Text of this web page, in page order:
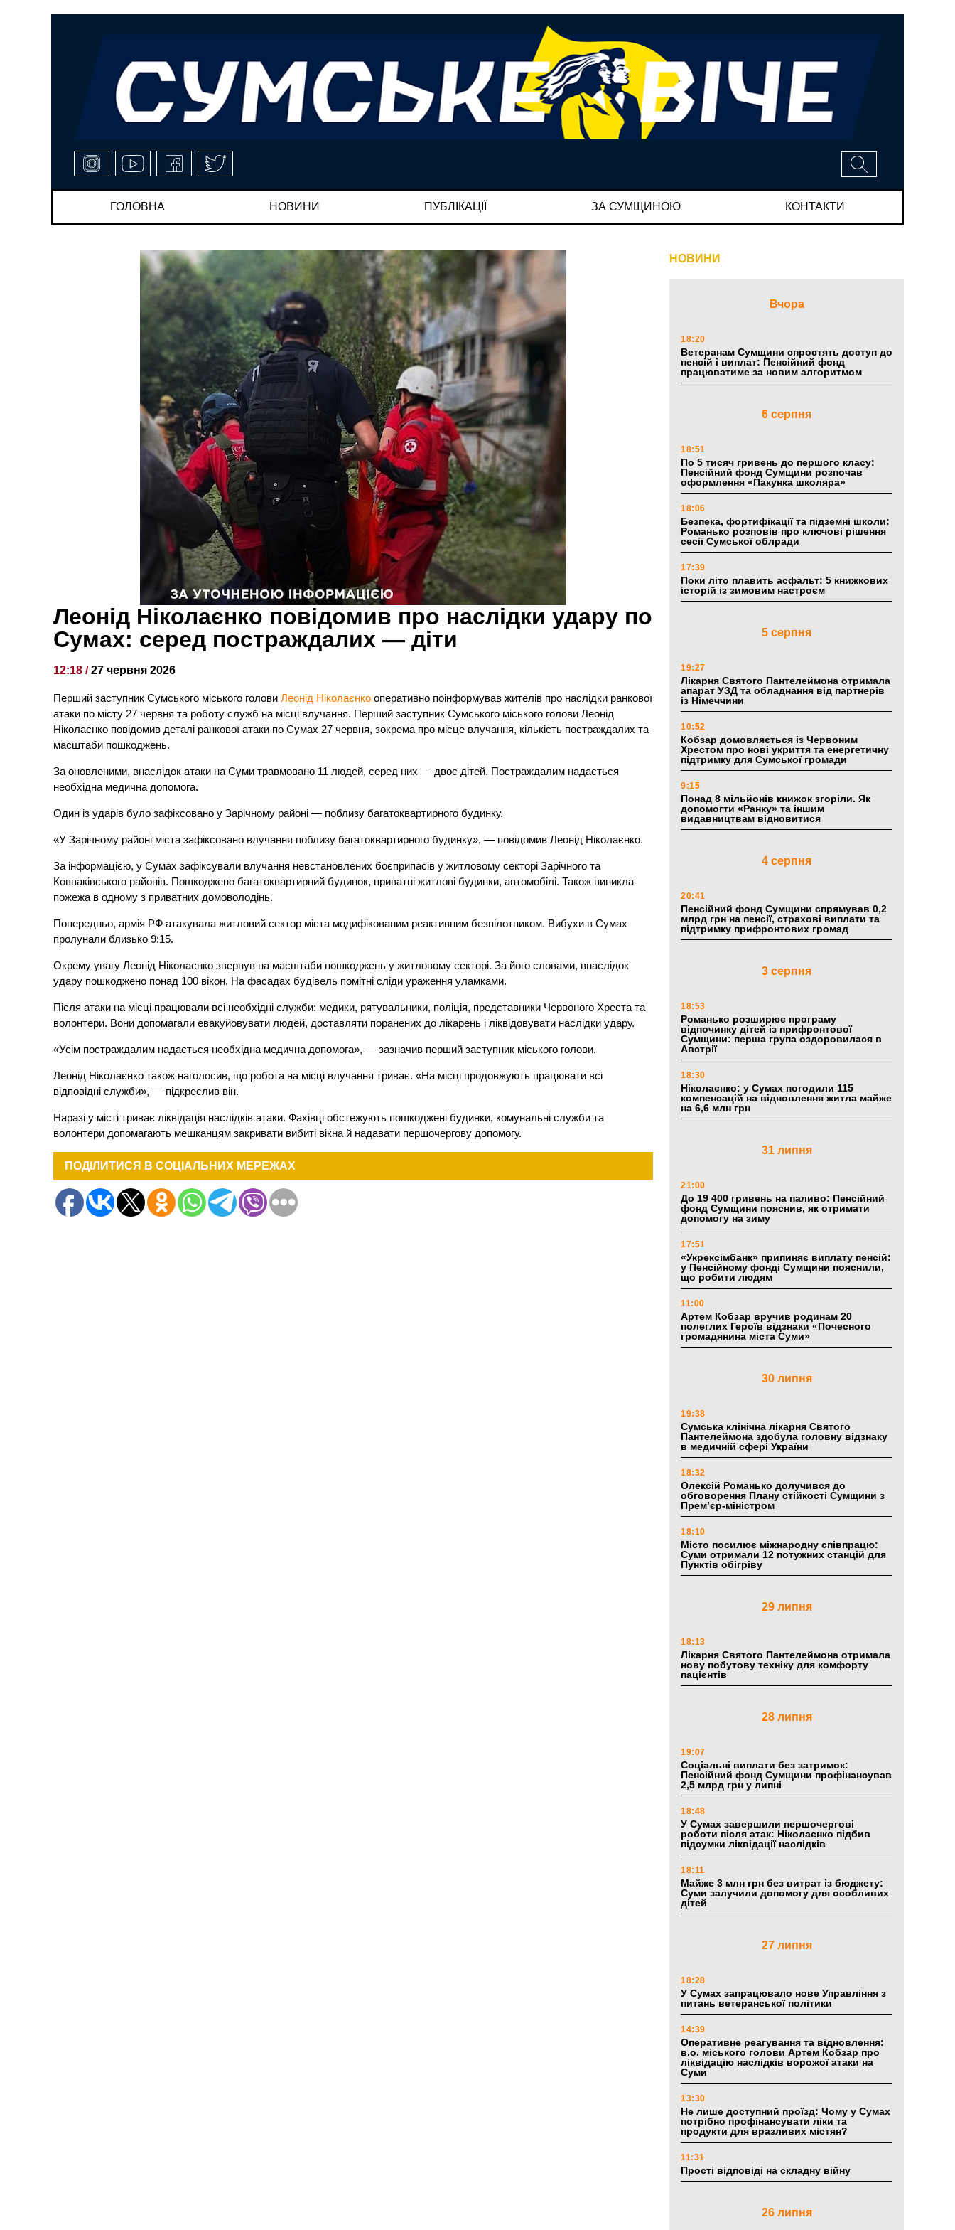
ГОЛОВНА НОВИНИ ПУБЛІКАЦІЇ ЗА СУМЩИНОЮ КОНТАКТИ
Леонід Ніколаєнко повідомив про наслідки удару по
Сумах: серед постраждалих — діти
12:18 /27 червня 2026
Перший заступник Сумського міського головиЛеонід Ніколаєнко оперативно поінформував жителів про наслідки ранкової
атаки по місту 27 червня та роботу служб на місці влучання. Перший заступник Сумського міського голови Леонід
Ніколаєнко повідомив деталі ранкової атаки по Сумах 27 червня, зокрема про місце влучання, кількість постраждалих та
масштаби пошкоджень.
За оновленими, внаслідок атаки на Суми травмовано 11 людей, серед них — двоє дітей. Постраждалим надається
необхідна медична допомога.
Один із ударів було зафіксовано у Зарічному районі — поблизу багатоквартирного будинку.
«У Зарічному районі міста зафіксовано влучання поблизу багатоквартирного будинку», — повідомив Леонід Ніколаєнко.
За інформацією, у Сумах зафіксували влучання невстановлених боєприпасів у житловому секторі Зарічного та
Ковпаківського районів. Пошкоджено багатоквартирний будинок, приватні житлові будинки, автомобілі. Також виникла
пожежа в одному з приватних домоволодінь.
Попередньо, армія РФ атакувала житловий сектор міста модифікованим реактивним безпілотником. Вибухи в Сумах
пролунали близько 9:15.
Окрему увагу Леонід Ніколаєнко звернув на масштаби пошкоджень у житловому секторі. За його словами, внаслідок
удару пошкоджено понад 100 вікон. На фасадах будівель помітні сліди ураження уламками.
Після атаки на місці працювали всі необхідні служби: медики, рятувальники, поліція, представники Червоного Хреста та
волонтери. Вони допомагали евакуйовувати людей, доставляти поранених до лікарень і ліквідовувати наслідки удару.
«Усім постраждалим надається необхідна медична допомога», — зазначив перший заступник міського голови.
Леонід Ніколаєнко також наголосив, що робота на місці влучання триває. «На місці продовжують працювати всі
відповідні служби», — підкреслив він.
Наразі у місті триває ліквідація наслідків атаки. Фахівці обстежують пошкоджені будинки, комунальні служби та
волонтери допомагають мешканцям закривати вибиті вікна й надавати першочергову допомогу.
ПОДІЛИТИСЯ В СОЦІАЛЬНИХ МЕРЕЖАХ
НОВИНИ
Вчора
18:20
Ветеранам Сумщини спростять доступ до
пенсій і виплат: Пенсійний фонд
працюватиме за новим алгоритмом
6 серпня
18:51
По 5 тисяч гривень до першого класу:
Пенсійний фонд Сумщини розпочав
оформлення «Пакунка школяра»
18:06
Безпека, фортифікації та підземні школи:
Романько розповів про ключові рішення
сесії Сумської облради
17:39
Поки літо плавить асфальт: 5 книжкових
історій із зимовим настроєм
5 серпня
19:27
Лікарня Святого Пантелеймона отримала
апарат УЗД та обладнання від партнерів
із Німеччини
10:52
Кобзар домовляється із Червоним
Хрестом про нові укриття та енергетичну
підтримку для Сумської громади
9:15
Понад 8 мільйонів книжок згоріли. Як
допомогти «Ранку» та іншим
видавництвам відновитися
4 серпня
20:41
Пенсійний фонд Сумщини спрямував 0,2
млрд грн на пенсії, страхові виплати та
підтримку прифронтових громад
3 серпня
18:53
Романько розширює програму
відпочинку дітей із прифронтової
Сумщини: перша група оздоровилася в
Австрії
18:30
Ніколаєнко: у Сумах погодили 115
компенсацій на відновлення житла майже
на 6,6 млн грн
31 липня
21:00
До 19 400 гривень на паливо: Пенсійний
фонд Сумщини пояснив, як отримати
допомогу на зиму
17:51
«Укрексімбанк» припиняє виплату пенсій:
у Пенсійному фонді Сумщини пояснили,
що робити людям
11:00
Артем Кобзар вручив родинам 20
полеглих Героїв відзнаки «Почесного
громадянина міста Суми»
30 липня
19:38
Сумська клінічна лікарня Святого
Пантелеймона здобула головну відзнаку
в медичній сфері України
18:32
Олексій Романько долучився до
обговорення Плану стійкості Сумщини з
Прем’єр-міністром
18:10
Місто посилює міжнародну співпрацю:
Суми отримали 12 потужних станцій для
Пунктів обігріву
29 липня
18:13
Лікарня Святого Пантелеймона отримала
нову побутову техніку для комфорту
пацієнтів
28 липня
19:07
Соціальні виплати без затримок:
Пенсійний фонд Сумщини профінансував
2,5 млрд грн у липні
18:48
У Сумах завершили першочергові
роботи після атак: Ніколаєнко підбив
підсумки ліквідації наслідків
18:11
Майже 3 млн грн без витрат із бюджету:
Суми залучили допомогу для особливих
дітей
27 липня
18:28
У Сумах запрацювало нове Управління з
питань ветеранської політики
14:39
Оперативне реагування та відновлення:
в.о. міського голови Артем Кобзар про
ліквідацію наслідків ворожої атаки на
Суми
13:30
Не лише доступний проїзд: Чому у Сумах
потрібно профінансувати ліки та
продукти для вразливих містян?
11:31
Прості відповіді на складну війну
26 липня